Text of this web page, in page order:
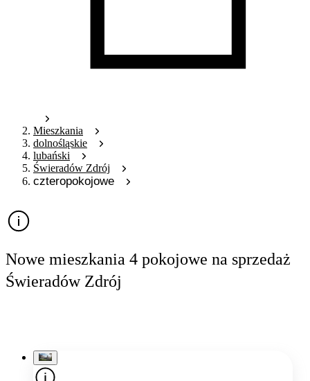
Mieszkania
dolnośląskie
lubański
Świeradów Zdrój
czteropokojowe
Nowe mieszkania 4 pokojowe na sprzedaż
Świeradów Zdrój